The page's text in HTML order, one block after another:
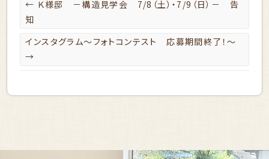
← Ｋ様邸 －構造見学会 7/8（土）・7/9（日）－ 告
知
インスタグラム～フォトコンテスト 応募期間終了！～
→